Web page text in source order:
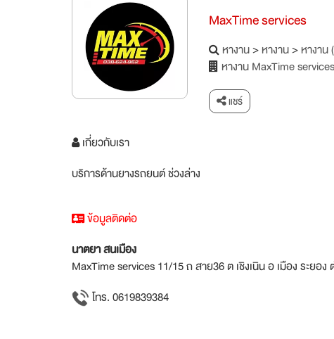
MaxTime services
หางาน>หางาน>หางาน
หางาน MaxTime services
แชร์
เกี่ยวกับเรา
บริการด้านยางรถยนต์ ช่วงล่าง
ข้อมูลติดต่อ
นาตยา สนเมือง
MaxTime services 11/15 ถ สาย36 ต เชิงเนิน อ เมือง ระยอง
โทร. 0619839384